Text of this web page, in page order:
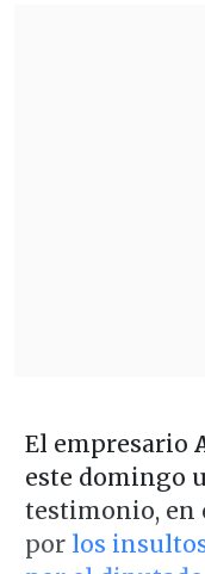
El empresario
este domingo
testimonio, en
por los